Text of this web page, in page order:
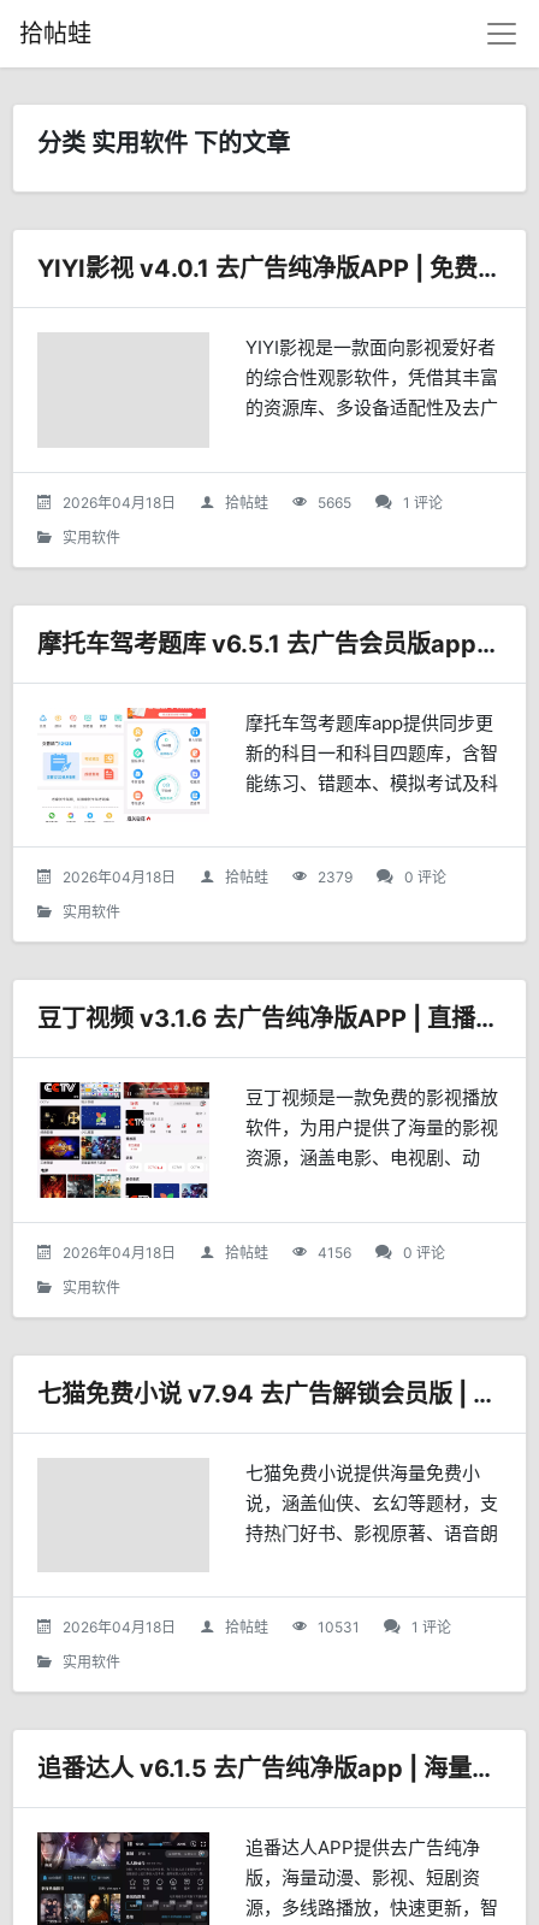
拾帖蛙
分类 实用软件 下的文章
YIYI影视 v4.0.1 去广告纯净版APP | 免费追剧助手
YIYI影视是一款面向影视爱好者
的综合性观影软件，凭借其丰富
的资源库、多设备适配性及去广
户推崇的追剧工具。核心功能与
优势海量资源，更新迅速 YIYI影
2026年04月18日 拾帖蛙 5665
1 评论
实用软件
摩托车驾考题库 v6.5.1 去广告会员版app下载
摩托车驾考题库app提供同步更
新的科目一和科目四题库，含智
能练习、错题本、模拟考试及科
线学习和夜间模式，帮助学员高
效备考、快速通过考试。
2026年04月18日 拾帖蛙 2379
0 评论
实用软件
豆丁视频 v3.1.6 去广告纯净版APP | 直播与影视在线看
豆丁视频是一款免费的影视播放
软件，为用户提供了海量的影视
资源，涵盖电影、电视剧、动
丁视频还能观看全国高清电视直
播，频道数量多，播放流畅，满
2026年04月18日 拾帖蛙 4156
0 评论
实用软件
七猫免费小说 v7.94 去广告解锁会员版 | 鹿蜀
七猫免费小说提供海量免费小
说，涵盖仙侠、玄幻等题材，支
持热门好书、影视原著、语音朗
锁会员并移除多种弹窗与限制。
2026年04月18日 拾帖蛙 10531
1 评论
实用软件
追番达人 v6.1.5 去广告纯净版app | 海量影视资源+多条播放线路
追番达人APP提供去广告纯净
版，海量动漫、影视、短剧资
源，多线路播放，快速更新，智